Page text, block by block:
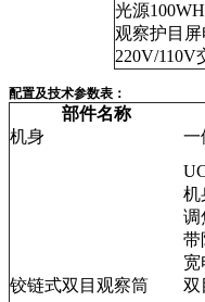
光源
观察护目
220V/110V
配置及技术参数表：
部件名称
机身
一
机
调
带
宽
铰链式双目观察筒
双